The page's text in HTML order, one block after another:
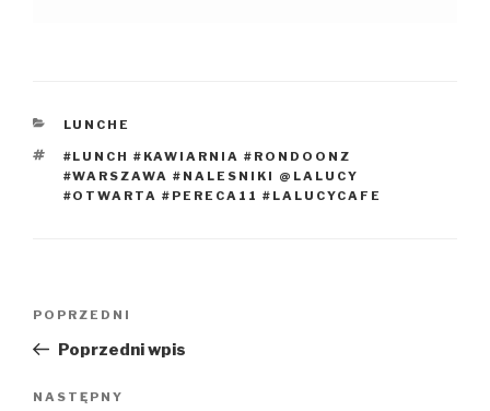
KATEGORIE
LUNCHE
TAGI
#LUNCH #KAWIARNIA #RONDOONZ
#WARSZAWA #NALESNIKI @LALUCY
#OTWARTA #PERECA11 #LALUCYCAFE
Poprzedni
wpis
POPRZEDNI
Poprzedni wpis
Następny
NASTĘPNY